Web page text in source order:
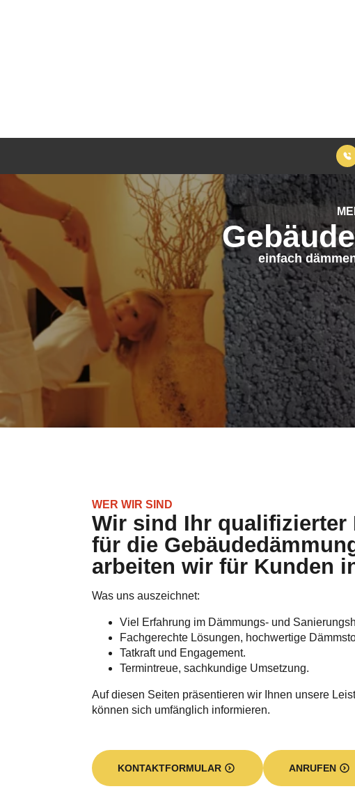
einfach
WER WIR SIND
Wir sind Ihr qualifizierter
für die
arbeiten wir für Kunden
Was uns auszeichnet:
Viel Erfahrung im Dämmungs- und
Fachgerechte Lösungen, hochwertige
Tatkraft und Engagement.
Termintreue, sachkundige Umsetzung.
Auf diesen Seiten präsentieren wir Ihnen unsere
können sich umfänglich informieren.
KONTAKTFORMULAR ANRUFEN